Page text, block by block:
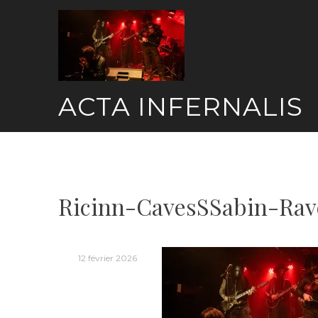
ACTA INFERNALIS
Ricinn-CavesSSabin-
12 février 2026